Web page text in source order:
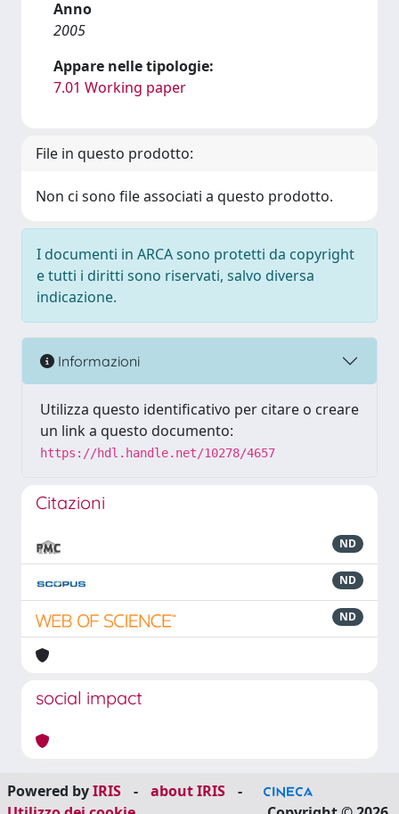
Anno
2005
Appare nelle tipologie:
7.01 Working paper
File in questo prodotto:
Non ci sono file associati a questo prodotto.
I documenti in ARCA sono protetti da copyright
e tutti i diritti sono riservati, salvo diversa
indicazione.
Informazioni
Utilizza questo identificativo per citare o creare
un link a questo documento:
https://hdl.handle.net/10278/4657
Citazioni
ND
ND
ND
social impact
Powered byIRIS - about IRIS
-